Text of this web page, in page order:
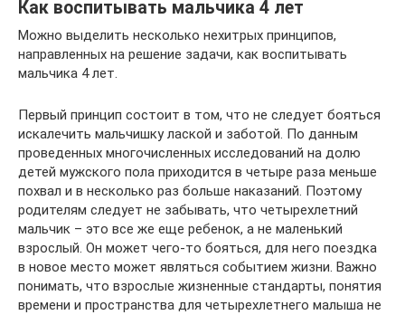
Как воспитывать мальчика 4 лет
Можно выделить несколько нехитрых принципов,
направленных на решение задачи, как воспитывать
мальчика 4 лет.
Первый принцип состоит в том, что не следует бояться
искалечить мальчишку лаской и заботой. По данным
проведенных многочисленных исследований на долю
детей мужского пола приходится в четыре раза меньше
похвал и в несколько раз больше наказаний. Поэтому
родителям следует не забывать, что четырехлетний
мальчик – это все же еще ребенок, а не маленький
взрослый. Он может чего-то бояться, для него поездка
в новое место может являться событием жизни. Важно
понимать, что взрослые жизненные стандарты, понятия
времени и пространства для четырехлетнего малыша не